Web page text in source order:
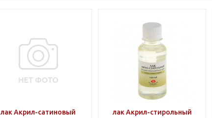
лак Акрил-сатиновый
лак Акрил-стирольный